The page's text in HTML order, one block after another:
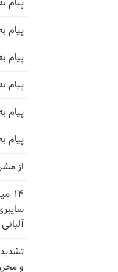
پیام
پیام به
پیام
پیام
پیام
پیام
از
آلبانی
و